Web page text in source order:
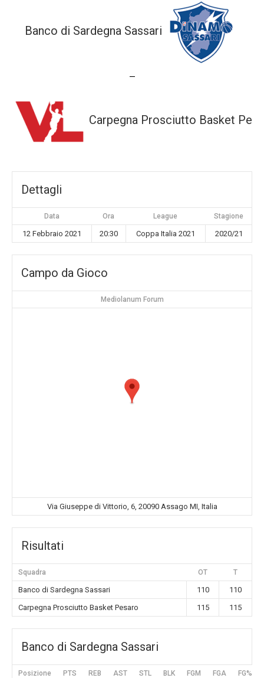
Banco di Sardegna Sassari
—
Carpegna Prosciutto Basket
Dettagli
Data Ora League Stagione
12 Febbraio 2021 20:30 Coppa Italia 2021 2020/21
Campo da Gioco
Mediolanum Forum
Via Giuseppe di Vittorio, 6, 20090 Assago MI, Italia
Risultati
Squadra OT T
Banco di Sardegna Sassari 110
110
Carpegna Prosciutto Basket Pesaro
115 115
Banco di Sardegna Sassari
Posizione PTS REB AST STL BLK FGM FGA FG%